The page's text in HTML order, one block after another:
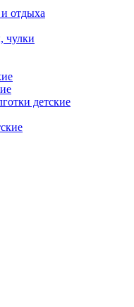
отдыха
чулки
детские